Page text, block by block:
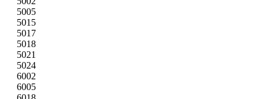
5005
5015
5017
5018
5021
5024
6002
6005